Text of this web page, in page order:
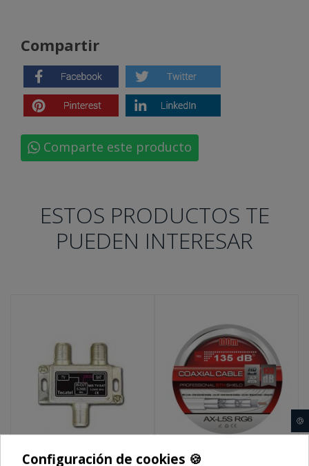
Compartir
Comparte este producto
ESTOS PRODUCTOS TE
PUEDEN INTERESAR
Configuración de cookies 🍪
🍪